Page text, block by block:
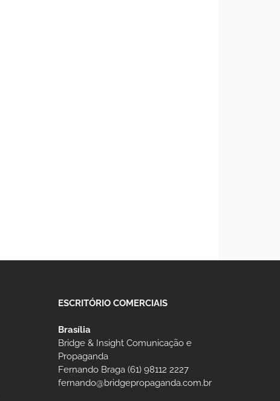
ESCRITÓRIO COMERCIAIS
Brasília
Bridge & Insight Comunicação e
Propaganda
Fernando Braga (61) 98112 2227
fernando@bridgepropaganda.com.br